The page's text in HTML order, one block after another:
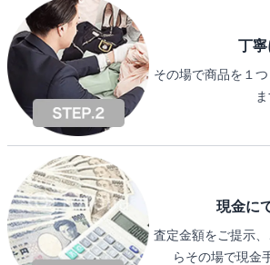
丁
その場で商品を１
ま
現金に
査定金額をご提示
らその場で現金